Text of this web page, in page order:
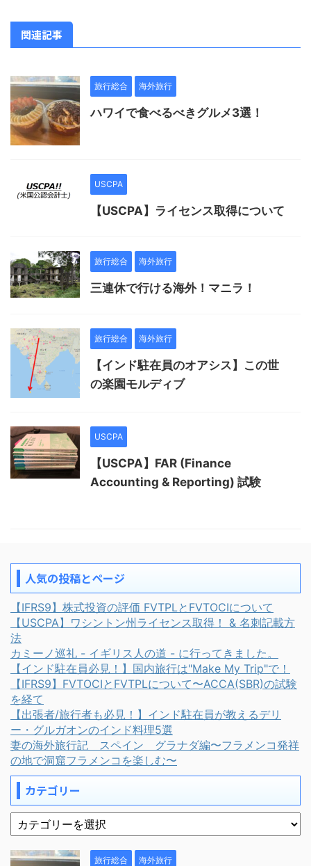
関連記事
旅行総合 海外旅行
ハワイで食べるべきグルメ3選！
USCPA
【USCPA】ライセンス取得について
旅行総合 海外旅行
三連休で行ける海外！マニラ！
旅行総合 海外旅行
【インド駐在員のオアシス】この世
の楽園モルディブ
USCPA
【USCPA】FAR (Finance
Accounting & Reporting) 試験
人気の投稿とページ
【IFRS9】株式投資の評価 FVTPLとFVTOCIについて
【USCPA】ワシントン州ライセンス取得！ & 名刺記載方
法
カミーノ巡礼 - イギリス人の道 - に行ってきました。
【インド駐在員必見！】国内旅行は"Make My Trip"で！
【IFRS9】FVTOCIとFVTPLについて〜ACCA(SBR)の試験
を経て
【出張者/旅行者も必見！】インド駐在員が教えるデリ
ー・グルガオンのインド料理5選
妻の海外旅行記 スペイン グラナダ編〜フラメンコ発祥
の地で洞窟フラメンコを楽しむ〜
カテゴリー
旅行総合 海外旅行